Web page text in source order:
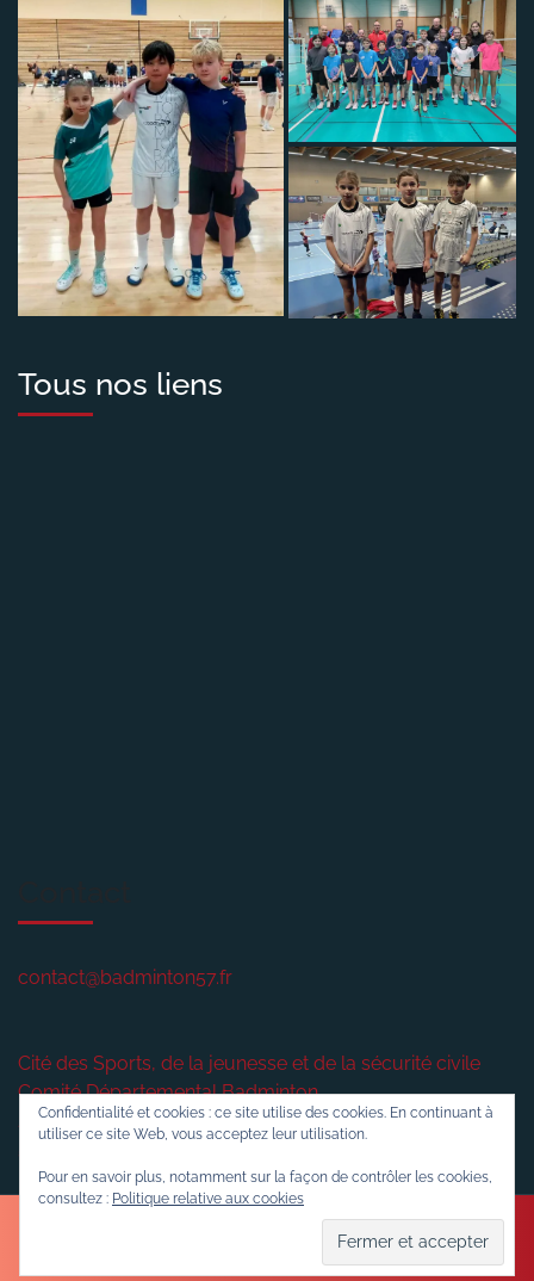
Tous nos liens
contact@badminton57.fr
Cité des Sports, de la jeunesse et de la sécurité civile
Comité Départemental Badminton
2 rue plénière
Politique de confidentialité
Confidentialité et cookies : ce site utilise des cookies. En continuant à
utiliser ce site Web, vous acceptez leur utilisation.
Pour en savoir plus, notamment sur la façon de contrôler les cookies,
consultez : Politique relative aux cookies